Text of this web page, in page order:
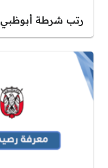
رتب شرطة أبوظبي 2026